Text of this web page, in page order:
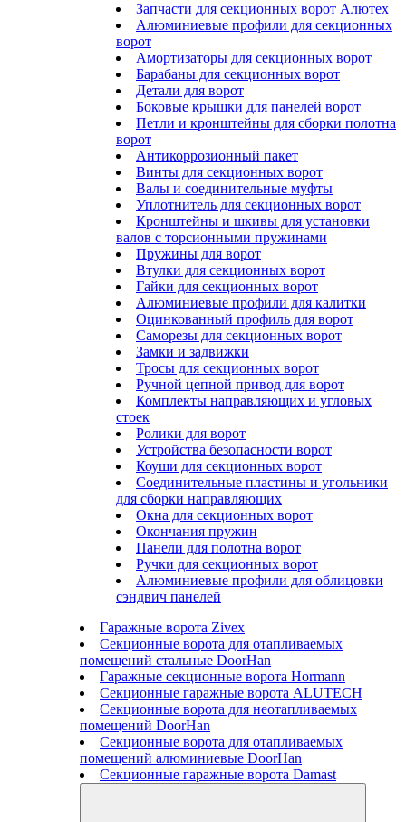
Запчасти для секционных ворот Алютех
Алюминиевые профили для секционных
ворот
Амортизаторы для секционных ворот
Барабаны для секционных ворот
Детали для ворот
Боковые крышки для панелей ворот
Петли и кронштейны для сборки полотна
ворот
Антикоррозионный пакет
Винты для секционных ворот
Валы и соединительные муфты
Уплотнитель для секционных ворот
Кронштейны и шкивы для установки
валов с торсионными пружинами
Пружины для ворот
Втулки для секционных ворот
Гайки для секционных ворот
Алюминиевые профили для калитки
Оцинкованный профиль для ворот
Саморезы для секционных ворот
Замки и задвижки
Тросы для секционных ворот
Ручной цепной привод для ворот
Комплекты направляющих и угловых
стоек
Ролики для ворот
Устройства безопасности ворот
Коуши для секционных ворот
Соединительные пластины и угольники
для сборки направляющих
Окна для секционных ворот
Окончания пружин
Панели для полотна ворот
Ручки для секционных ворот
Алюминиевые профили для облицовки
сэндвич панелей
Гаражные ворота Zivex
Секционные ворота для отапливаемых
помещений стальные DoorHan
Гаражные секционные ворота Hormann
Секционные гаражные ворота ALUTECH
Секционные ворота для неотапливаемых
помещений DoorHan
Секционные ворота для отапливаемых
помещений алюминиевые DoorHan
Секционные гаражные ворота Damast